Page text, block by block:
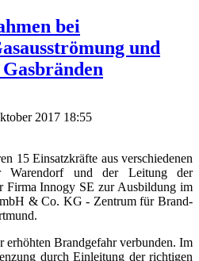
bei
und
2017 18:55
15 Einsatzkräfte aus verschiedenen
Warendorf und der Leitung der
Firma Innogy SE zur Ausbildung im
& Co. KG - Zentrum für Brand-
erhöhten Brandgefahr verbunden. Im
durch Einleitung der richtigen